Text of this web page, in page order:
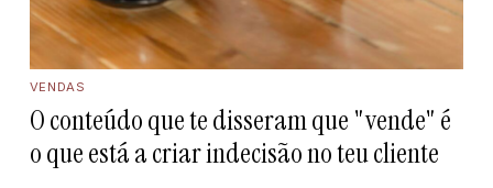
VENDAS
O conteúdo que te disseram que "vende" é
o que está a criar indecisão no teu cliente